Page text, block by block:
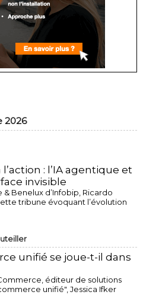
2026
: l’IA agentique et
invisible
& Benelux d’Infobip, Ricardo
tribune évoquant l’évolution
unifié se joue-t-il dans
éditeur de solutions
unifié", Jessica Ifker